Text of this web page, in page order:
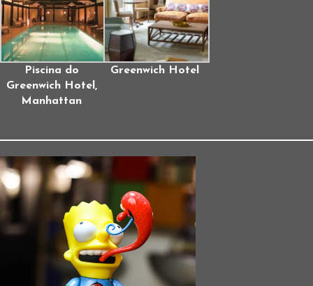
Piscina do
Greenwich Hotel,
Manhattan
Greenwich Hotel